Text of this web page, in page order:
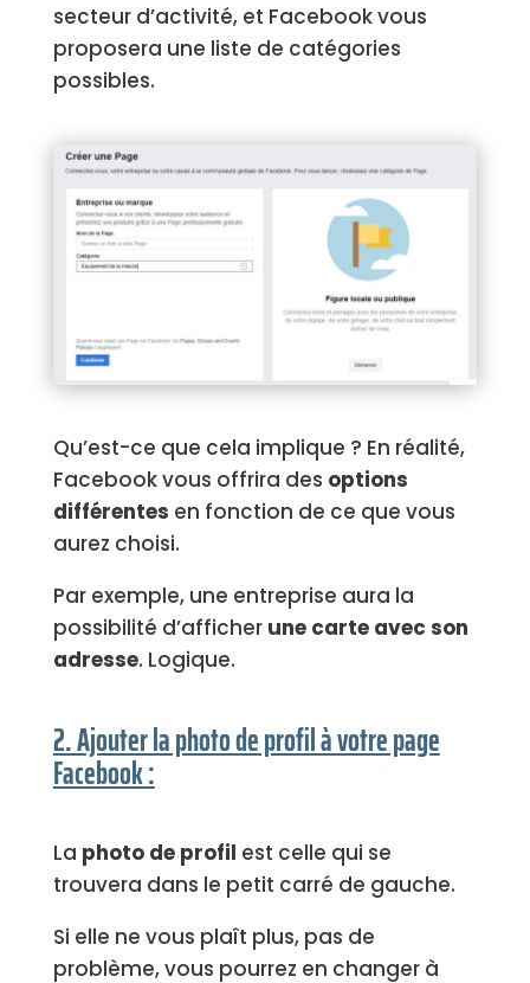
secteur d’activité, et Facebook vous
proposera une liste de catégories
possibles.
Qu’est-ce que cela implique ? En réalité,
Facebook vous offrira des options
différentes en fonction de ce que vous
aurez choisi.
Par exemple, une entreprise aura la
possibilité d’afficher une carte avec son
adresse. Logique.
2. Ajouter la photo de profil à votre page
Facebook :
La photo de profil est celle qui se
trouvera dans le petit carré de gauche.
Si elle ne vous plaît plus, pas de
problème, vous pourrez en changer à